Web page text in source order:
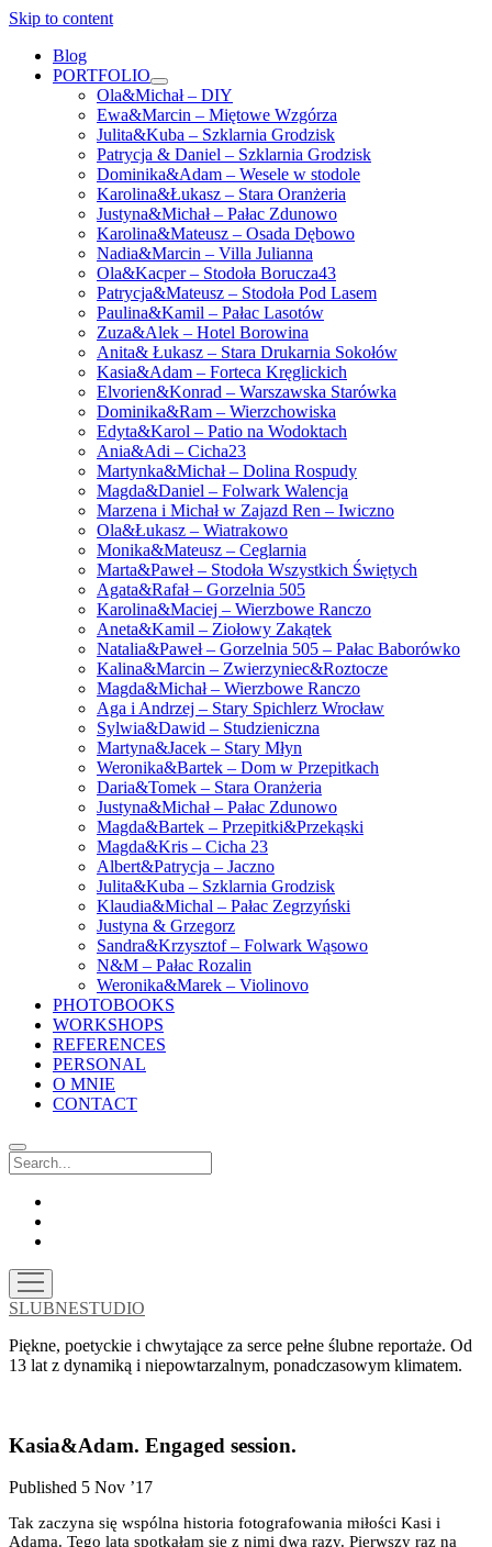
Skip to content
Blog
PORTFOLIO
open
menu
Ola&Michał – DIY
Ewa&Marcin – Miętowe Wzgórza
Julita&Kuba – Szklarnia Grodzisk
Patrycja & Daniel – Szklarnia Grodzisk
Dominika&Adam – Wesele w stodole
Karolina&Łukasz – Stara Oranżeria
Justyna&Michał – Pałac Zdunowo
Karolina&Mateusz – Osada Dębowo
Nadia&Marcin – Villa Julianna
Ola&Kacper – Stodoła Borucza43
Patrycja&Mateusz – Stodoła Pod Lasem
Paulina&Kamil – Pałac Lasotów
Zuza&Alek – Hotel Borowina
Anita& Łukasz – Stara Drukarnia Sokołów
Kasia&Adam – Forteca Kręglickich
Elvorien&Konrad – Warszawska Starówka
Dominika&Ram – Wierzchowiska
Edyta&Karol – Patio na Wodoktach
Ania&Adi – Cicha23
Martynka&Michał – Dolina Rospudy
Magda&Daniel – Folwark Walencja
Marzena i Michał w Zajazd Ren – Iwiczno
Ola&Łukasz – Wiatrakowo
Monika&Mateusz – Ceglarnia
Marta&Paweł – Stodoła Wszystkich Świętych
Agata&Rafał – Gorzelnia 505
Karolina&Maciej – Wierzbowe Ranczo
Aneta&Kamil – Ziołowy Zakątek
Natalia&Paweł – Gorzelnia 505 – Pałac Baborówko
Kalina&Marcin – Zwierzyniec&Roztocze
Magda&Michał – Wierzbowe Ranczo
Aga i Andrzej – Stary Spichlerz Wrocław
Sylwia&Dawid – Studzieniczna
Martyna&Jacek – Stary Młyn
Weronika&Bartek – Dom w Przepitkach
Daria&Tomek – Stara Oranżeria
Justyna&Michał – Pałac Zdunowo
Magda&Bartek – Przepitki&Przekąski
Magda&Kris – Cicha 23
Albert&Patrycja – Jaczno
Julita&Kuba – Szklarnia Grodzisk
Klaudia&Michal – Pałac Zegrzyński
Justyna & Grzegorz
Sandra&Krzysztof – Folwark Wąsowo
N&M – Pałac Rozalin
Weronika&Marek – Violinovo
PHOTOBOOKS
WORKSHOPS
REFERENCES
PERSONAL
O MNIE
CONTACT
Search
open
menu
SLUBNESTUDIO
Piękne, poetyckie i chwytające za serce pełne ślubne reportaże. Od
13 lat z dynamiką i niepowtarzalnym, ponadczasowym klimatem.
Kasia&Adam. Engaged session.
Published 5 Nov ’17
Tak zaczyna się wspólna historia fotografowania miłości Kasi i
Adama. Tego lata spotkałam się z nimi dwa razy. Pierwszy raz na